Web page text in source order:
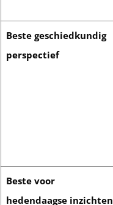
Beste geschiedkundig
perspectief
Beste voor
hedendaagse inzichten